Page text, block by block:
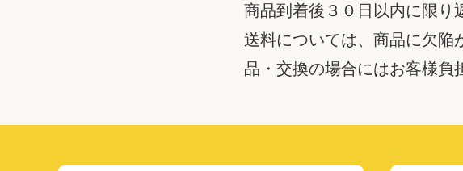
商品到着後３０日以内に限り
送料については、商品に欠陥
品・交換の場合にはお客様負